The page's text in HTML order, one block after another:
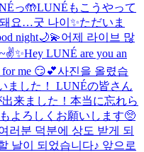
っ🤲LUNÉもこうやって
요…굿 나이✨ただいま
night🌙💫어제 라이브 많
Hey LUNÉ are you an
for me 😏💕사진을 올렸습
ました！ LUNÉの皆さん
来ました！本当に忘れら
よろしくお願いします🥺
러분 덕분에 상도 받게 되
날이 되었습니다♪ 앞으로